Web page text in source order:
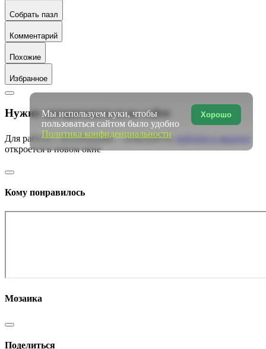
Собрать пазл
Комментарий
Похожие
Избранное
Нужно авторизоваться на сайте
Для работы с коллекциями – пожалуйста,
войдите в аккаунт
откроется в новом окне
Кому понравилось
Мозаика
Поделиться
Хорошо
Мы используем куки, чтобы
пользоваться сайтом было удобно
Политика конфиденциальности